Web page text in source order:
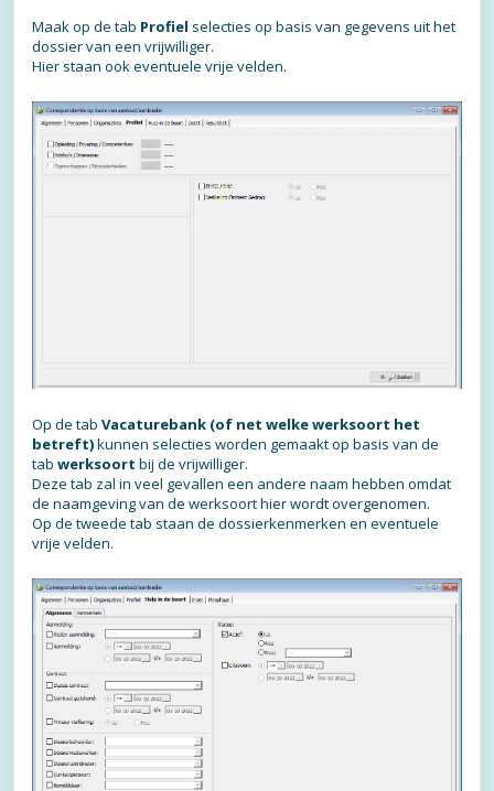
Maak op de tab Profiel selecties op basis van gegevens uit het
dossier van een vrijwilliger.
Hier staan ook eventuele vrije velden.
Op de tab Vacaturebank (of net welke werksoort het
betreft)kunnen selecties worden gemaakt op basis van de
tab werksoort bij de vrijwilliger.
Deze tab zal in veel gevallen een andere naam hebben omdat
de naamgeving van de werksoort hier wordt overgenomen.
Op de tweede tab staan de dossierkenmerken en eventuele
vrije velden.